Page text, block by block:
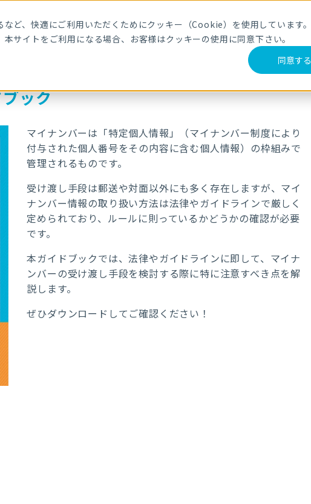
ど、快適にご利用いただくためにクッキー（Cookie）を使用しています。
本サイトをご利用になる場合、お客様はクッキーの使用に同意下さい。
同意する
ック
マイナンバーは「特定個人情報」（マイナンバー制度により
付与された個人番号をその内容に含む個人情報）の枠組みで
管理されるものです。
受け渡し手段は郵送や対面以外にも多く存在しますが、マイ
ナンバー情報の取り扱い方法は法律やガイドラインで厳しく
定められており、ルールに則っているかどうかの確認が必要
です。
本ガイドブックでは、法律やガイドラインに即して、マイナ
ンバーの受け渡し手段を検討する際に特に注意すべき点を解
説します。
ぜひダウンロードしてご確認ください！